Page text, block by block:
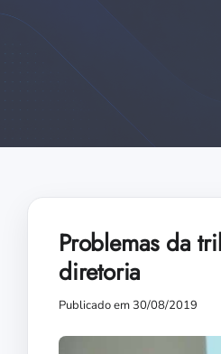
Problemas da
diretoria
Publicado em 30/08/2019